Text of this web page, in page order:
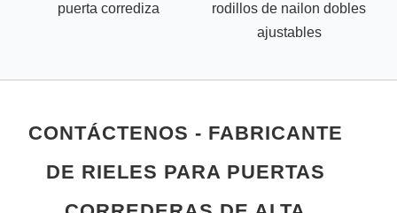
puerta corrediza
rodillos de nailon dobles
ajustables
CONTÁCTENOS - FABRICANTE
DE RIELES PARA PUERTAS